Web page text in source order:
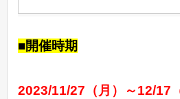
■開催時期
2023/11/27（月）～12/17